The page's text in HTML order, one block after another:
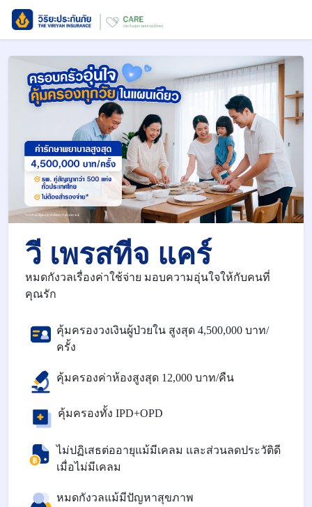
วี เพรสทีจ แคร์
หมดกังวลเรื่องค่าใช้จ่าย มอบความอุ่นใจให้กับคนที่
คุณรัก
คุ้มครองวงเงินผู้ป่วยใน สูงสุด 4,500,000 บาท/
ครั้ง
คุ้มครองค่าห้องสูงสุด 12,000 บาท/คืน
คุ้มครองทั้ง IPD+OPD
ไม่ปฏิเสธต่ออายุแม้มีเคลม และส่วนลดประวัติดี
เมื่อไม่มีเคลม
หมดกังวลแม้มีปัญหาสุขภาพ